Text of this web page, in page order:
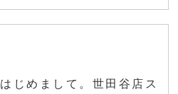
はじめまして。世田谷店ス